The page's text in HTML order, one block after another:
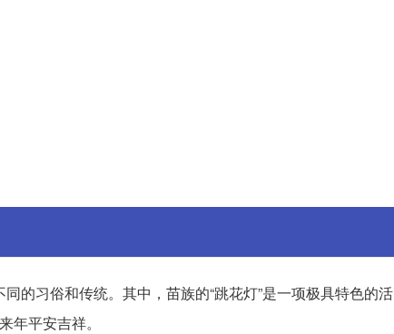
同的习俗和传统。其中，苗族的“跳花灯”是一项极具特色的活
平安吉祥。